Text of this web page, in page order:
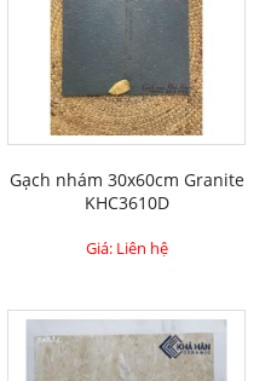
Gạch nhám 30x60cm Granite
KHC3610D
Giá: Liên hệ